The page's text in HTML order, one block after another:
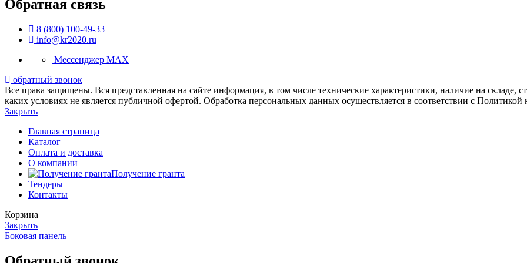
Обратная связь
8 (800) 100-49-33
info@kr2020.ru
Мессенджер MAX
обратный звонок
Все права защищены. Вся представленная на сайте информация, в том числе технические характеристики, наличие на
каких условиях не является публичной офертой. Обработка персональных данных осуществляется в соответствии с
Закрыть
Главная страница
Каталог
Оплата и доставка
О компании
Получение гранта
Тендеры
Контакты
Корзина
Закрыть
Боковая панель